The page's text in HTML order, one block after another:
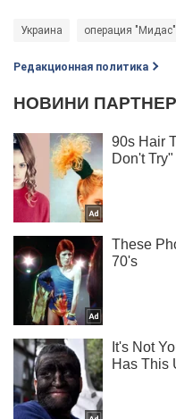
Украина операция "Мидас"
Редакционная политика